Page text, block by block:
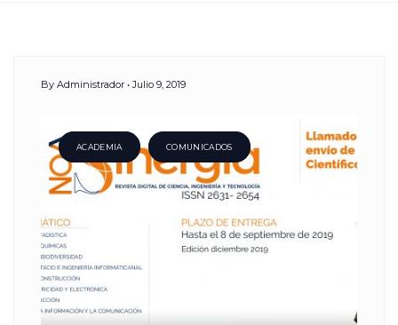
Day:
Julio,
2019
By Administrador Julio 9, 2019
ACADEMIA COMUNICADOS